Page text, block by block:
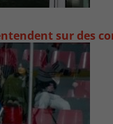
sur des